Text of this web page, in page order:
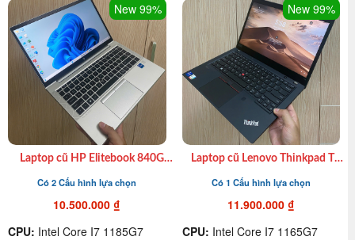
New 99%
Laptop cũ HP Elitebook 840G8
14″ FHD giá rẻ chất lượng quận
4
Có 2 Cấu hình lựa chọn
10.500.000₫
CPU: Intel Core I7 1185G7
New 99%
Laptop cũ Lenovo Thinkpad T14
SSD 256GB|14.0″ FHD giá rẻ
Quận 4
Có 1 Cấu hình lựa chọn
11.900.000 ₫
CPU: Intel Core I7 1165G7